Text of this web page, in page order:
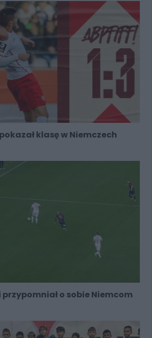
klasę w Niemczech
o sobie Niemcom